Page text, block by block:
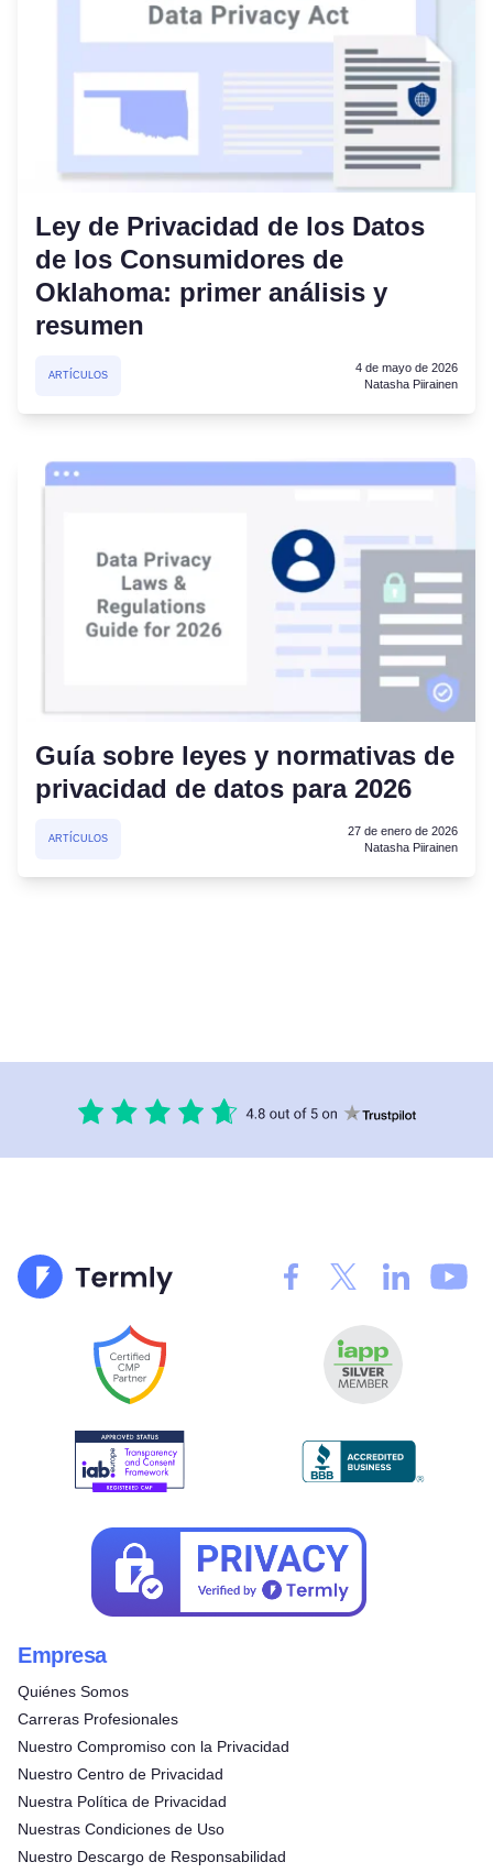
Ley de Privacidad de los Datos
de los Consumidores de
Oklahoma: primer análisis y
resumen
ARTÍCULOS
4 de mayo de 2026
Natasha Piirainen
Guía sobre leyes y normativas de
privacidad de datos para 2026
ARTÍCULOS
27 de enero de 2026
Natasha Piirainen
Empresa
Quiénes Somos
Carreras Profesionales
Nuestro Compromiso con la Privacidad
Nuestro Centro de Privacidad
Nuestra Política de Privacidad
Nuestras Condiciones de Uso
Nuestro Descargo de Responsabilidad